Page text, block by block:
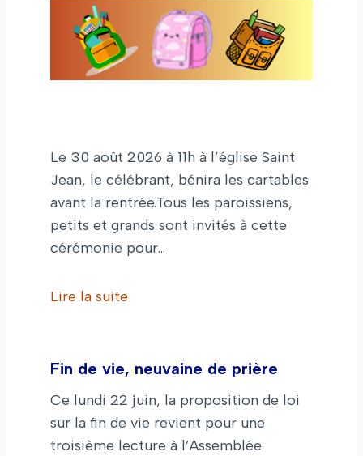
Le 30 août 2026 à 11h à l’église Saint
Jean, le célébrant, bénira les cartables
avant la rentrée.Tous les paroissiens,
petits et grands sont invités à cette
cérémonie pour…
Lire la suite
Fin de vie, neuvaine de prière
Ce lundi 22 juin, la proposition de loi
sur la fin de vie revient pour une
troisième lecture à l’Assemblée